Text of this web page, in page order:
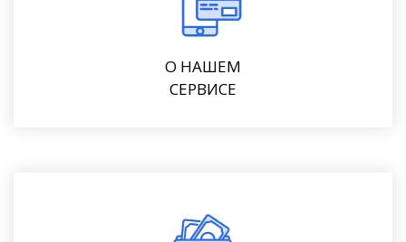
О НАШЕМ
СЕРВИСЕ